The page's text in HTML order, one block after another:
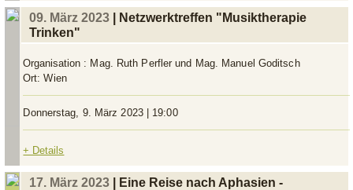
09. März 2023 | Netzwerktreffen "Musiktherapie
Trinken"
Organisation : Mag. Ruth Perfler und Mag. Manuel Goditsch
Ort:Wien
Donnerstag, 9. März 2023 | 19:00
+ Details
17. März 2023 | Eine Reise nach Aphasien -